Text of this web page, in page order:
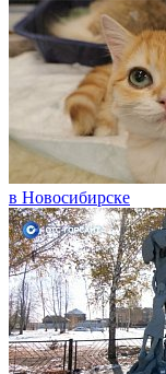
в Новосибирске